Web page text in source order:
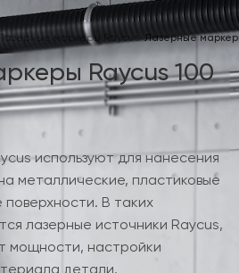
маркеры Raycus/Лазерные
Raycus 100
используют для нанесения
металлические, пластиковые
В таких
лазерные источники Raycus,
мощности, настройки
детали.